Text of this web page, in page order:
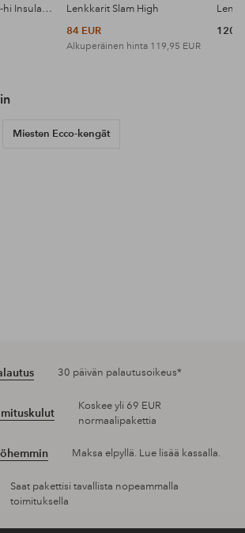
Lenkkarit Mte Sk8-hi Insulated
Lenkkarit Slam High
84 EUR
Alkuperäinen hinta 119,95 EUR
120
Miesten Ecco-kengät
30 päivän palautusoikeus*
Koskee yli 69 EUR
normaalipakettia
Maksa elpyllä. Lue lisää kassalla.
Saat pakettisi tavallista nopeammalla
toimituksella